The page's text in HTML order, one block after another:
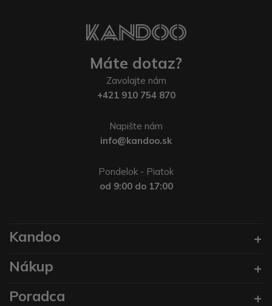
Máte dotaz?
Zavolajte nám
+421 910 754 870
Napište nám
info@kandoo.sk
Pondelok - Piatok
od 9:00 do 17:00
Kandoo
Nákup
Poradca